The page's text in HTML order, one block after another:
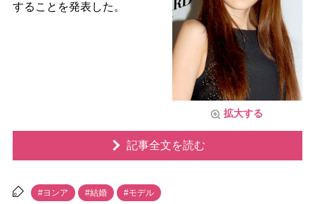
拡大する
することを発表した。
記事全文を読む
#ヨンア #結婚 #モデル